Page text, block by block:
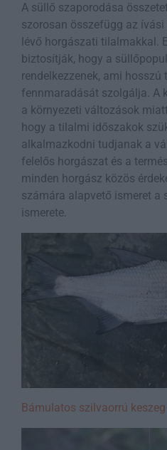
A süllő szaporodása
szorosan összefügg az
lévő horgászati tilalmakkal.
biztosítják, hogy a
rendelkezzenek, ami
fennmaradását szolgálja. A
a környezeti változások
hogy a tilalmi időszakok
alkalmazkodni tudjanak a
felelős horgászat és a
minden horgász közös
számára alapvető ismeret a
ismerete.
Bámulatos szilvaorrú